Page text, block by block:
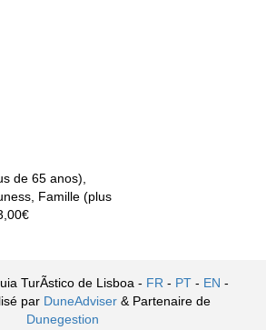
de 65 anos),
Famille (plus
TurÃ­stico de Lisboa - FR - PT - EN -
par DuneAdviser & Partenaire de
Dunegestion